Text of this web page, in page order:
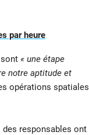
par heure
« une étape
notre aptitude et
opérations spatiales
des responsables ont